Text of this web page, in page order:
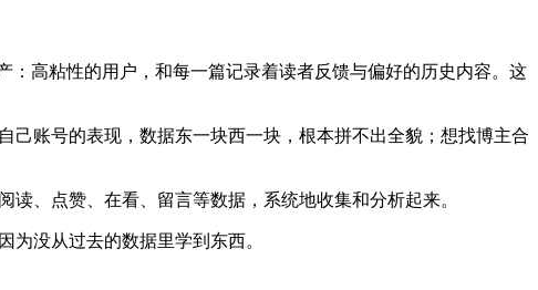
高粘性的用户，和每一篇记录着读者反馈与偏好的历史内容。这
账号的表现，数据东一块西一块，根本拼不出全貌；想找博主合
、点赞、在看、留言等数据，系统地收集和分析起来。
没从过去的数据里学到东西。